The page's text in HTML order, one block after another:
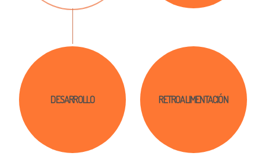
DESARROLLO RETROALIMENTACIÓN